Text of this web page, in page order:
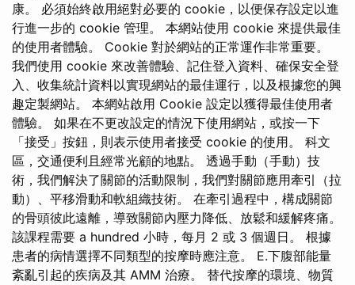
康。 必須始終啟用絕對必要的 cookie，以便保存設定以進
行進一步的 cookie 管理。 本網站使用 cookie 來提供最佳
的使用者體驗。 Cookie 對於網站的正常運作非常重要。
我們使用 cookie 來改善體驗、記住登入資料、確保安全登
入、收集統計資料以實現網站的最佳運行，以及根據您的興
趣定製網站。 本網站啟用 Cookie 設定以獲得最佳使用者
體驗。 如果在不更改設定的情況下使用網站，或按一下
「接受」按鈕，則表示使用者接受 cookie 的使用。 科文
區，交通便利且經常光顧的地點。 透過手動（手動）技
術，我們解決了關節的活動限制，我們對關節應用牽引（拉
動）、平移滑動和軟組織技術。 在牽引過程中，構成關節
的骨頭彼此遠離，導致關節內壓力降低、放鬆和緩解疼痛。
該課程需要 a hundred 小時，每月 2 或 3 個週日。 根據
患者的病情選擇不同類型的按摩時應注意。 E.下腹部能量
紊亂引起的疾病及其 AMM 治療。 替代按摩的環境、物質